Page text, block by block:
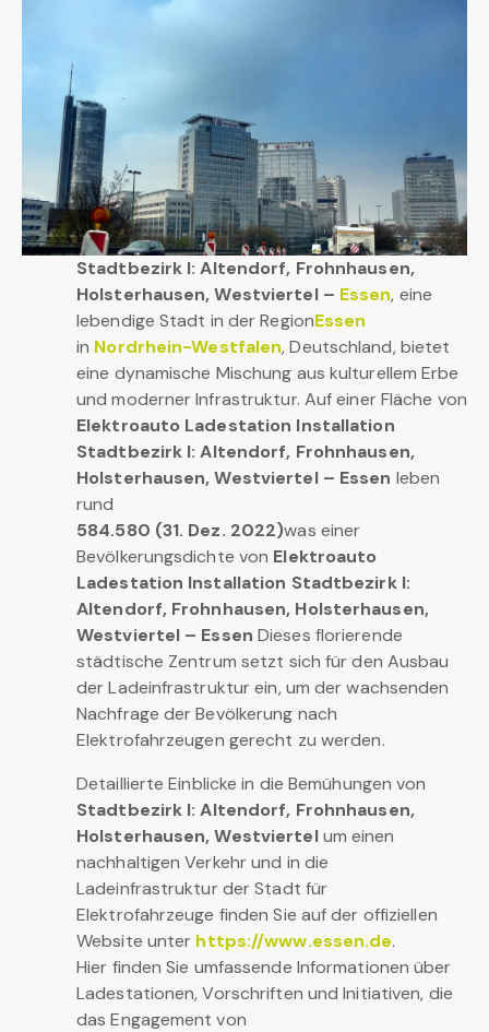
Stadtbezirk I: Altendorf, Frohnhausen,
Holsterhausen, Westviertel – Essen, eine
lebendige Stadt in der RegionEssen
in Nordrhein-Westfalen, Deutschland, bietet
eine dynamische Mischung aus kulturellem Erbe
und moderner Infrastruktur. Auf einer Fläche von
Elektroauto Ladestation Installation
Stadtbezirk I: Altendorf, Frohnhausen,
Holsterhausen, Westviertel – Essen leben
rund
584.580 (31. Dez. 2022)was einer
Bevölkerungsdichte von Elektroauto
Ladestation Installation Stadtbezirk I:
Altendorf, Frohnhausen, Holsterhausen,
Westviertel – Essen Dieses florierende
städtische Zentrum setzt sich für den Ausbau
der Ladeinfrastruktur ein, um der wachsenden
Nachfrage der Bevölkerung nach
Elektrofahrzeugen gerecht zu werden.
Detaillierte Einblicke in die Bemühungen von
Stadtbezirk I: Altendorf, Frohnhausen,
Holsterhausen, Westviertelum einen
nachhaltigen Verkehr und in die
Ladeinfrastruktur der Stadt für
Elektrofahrzeuge finden Sie auf der offiziellen
Website unter https://www.essen.de.
Hier finden Sie umfassende Informationen über
Ladestationen, Vorschriften und Initiativen, die
das Engagement von